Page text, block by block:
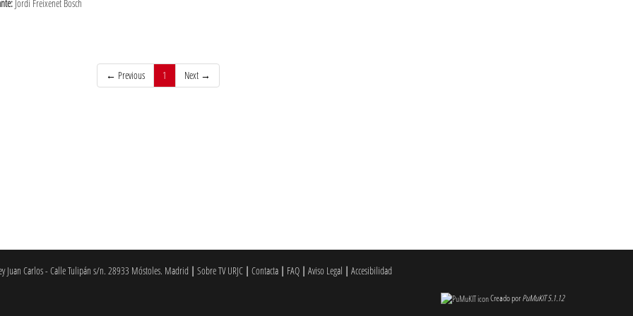
Jordi Freixenet Bosch
← Previous 1 (current)Next →
Juan Carlos - Calle Tulipán s/n. 28933 Móstoles. Madrid | Sobre TV URJC | Contacta | FAQ | Aviso Legal | Accesibilidad
Creado porPuMuKIT 5.1.12